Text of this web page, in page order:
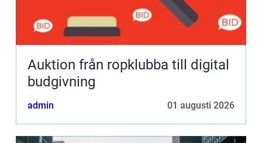
Auktion från ropklubba till digital
budgivning
admin 01 augusti 2026